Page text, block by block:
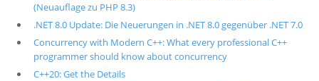
(Neuauflage zu PHP 8.3)
.NET 8.0 Update: Die Neuerungen in .NET 8.0 gegenüber .NET 7.0
Concurrency with Modern C++: What every professional C++
programmer should know about concurrency
C++20: Get the Details